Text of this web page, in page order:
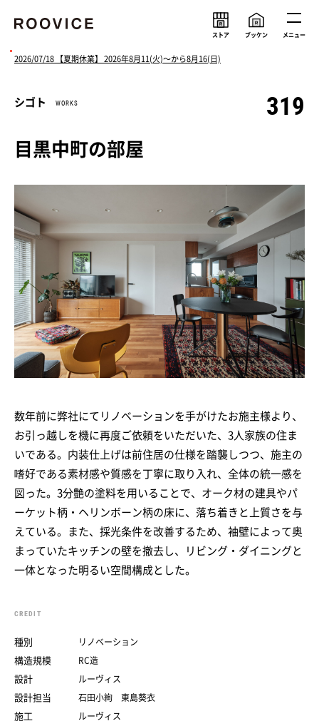
ブッケン
ストア メニュー
ルーヴィスの考え
会社情報
2026/07/18 【夏期休業】 2026年8月11(火)〜から8月16(日)
シゴト WORKS 319
目黒中町の部屋
数年前に弊社にてリノベーションを手がけたお施主様より、
お引っ越しを機に再度ご依頼をいただいた、3人家族の住ま
いである。内装仕上げは前住居の仕様を踏襲しつつ、施主の
嗜好である素材感や質感を丁寧に取り入れ、全体の統一感を
図った。3分艶の塗料を用いることで、オーク材の建具やパ
ーケット柄・ヘリンボーン柄の床に、落ち着きと上質さを与
えている。また、採光条件を改善するため、袖壁によって奥
まっていたキッチンの壁を撤去し、リビング・ダイニングと
一体となった明るい空間構成とした。
CREDIT
種別 リノベーション
構造規模 RC造
設計 ルーヴィス
設計担当 石田小絢 東島葵衣
施工 ルーヴィス